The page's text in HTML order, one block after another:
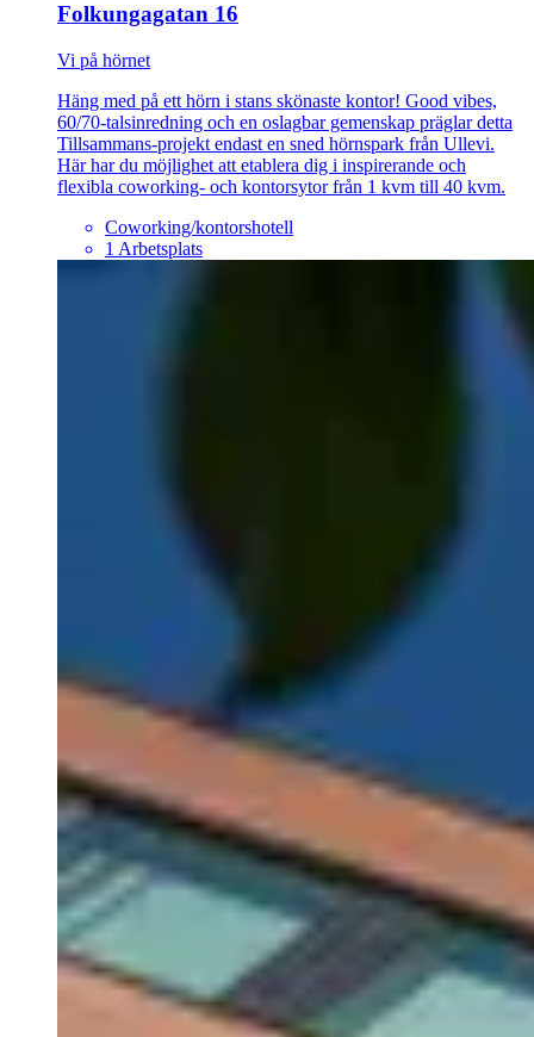
Folkungagatan 16
Vi på hörnet
Häng med på ett hörn i stans skönaste kontor! Good vibes,
60/70-talsinredning och en oslagbar gemenskap präglar detta
Tillsammans-projekt endast en sned hörnspark från Ullevi.
Här har du möjlighet att etablera dig i inspirerande och
flexibla coworking- och kontorsytor från 1 kvm till 40 kvm.
Coworking/kontorshotell
1 Arbetsplats